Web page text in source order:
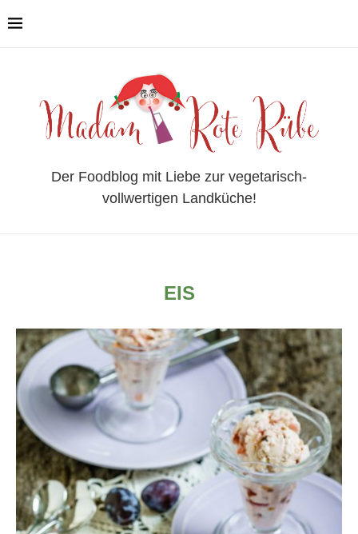
Der Foodblog mit Liebe zur vegetarisch-
vollwertigen Landküche!
EIS